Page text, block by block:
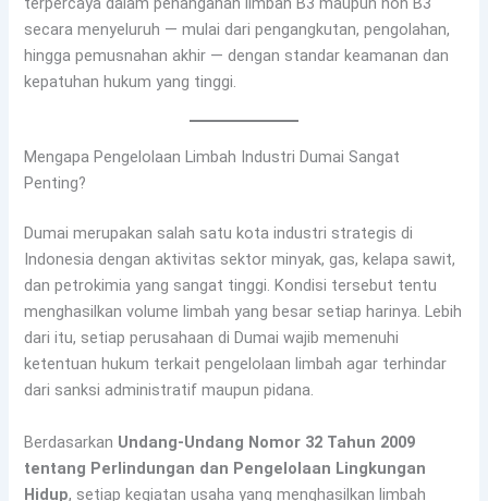
secara menyeluruh — mulai dari pengangkutan, pengolahan,
hingga pemusnahan akhir — dengan standar keamanan dan
kepatuhan hukum yang tinggi.
Mengapa Pengelolaan Limbah Industri Dumai Sangat
Penting?
Dumai merupakan salah satu kota industri strategis di
Indonesia dengan aktivitas sektor minyak, gas, kelapa sawit,
dan petrokimia yang sangat tinggi. Kondisi tersebut tentu
menghasilkan volume limbah yang besar setiap harinya. Lebih
dari itu, setiap perusahaan di Dumai wajib memenuhi
ketentuan hukum terkait pengelolaan limbah agar terhindar
dari sanksi administratif maupun pidana.
Berdasarkan Undang-Undang Nomor 32 Tahun 2009
tentang Perlindungan dan Pengelolaan Lingkungan
Hidup, setiap kegiatan usaha yang menghasilkan limbah